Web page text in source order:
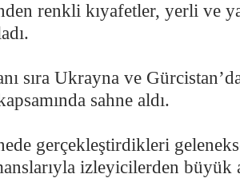
renkli kıyafetler, yerli ve
sıra Ukrayna ve
sahne aldı.
gerçekleştirdikleri
izleyicilerden büyük